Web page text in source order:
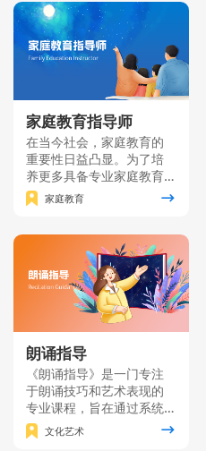
童为本”的教育理念。主要
面向准备从事幼儿园、托
育机构、学前文教公司等
工作的个人和单位员工。
家庭教育指导师
在当今社会，家庭教育的
重要性日益凸显。为了培
养更多具备专业家庭教育
知识和技能的家长，我们
精心打造了一门家庭教育
理论知识与实践技能紧密
结合，致力于为广大家长
提供一个系统、全面的学
习平台。
家庭教育
朗诵指导
《朗诵指导》是一门专注
于朗诵技巧和艺术表现的
专业课程，旨在通过系统
的训练和实践使学员掌握
朗诵的基本功，同时注重
文化艺术